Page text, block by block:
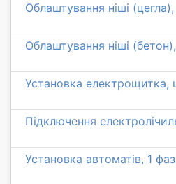
Облаштування ніші
Облаштування ніші
Установка електрощитка,
Підключення
Установка автоматів, 1